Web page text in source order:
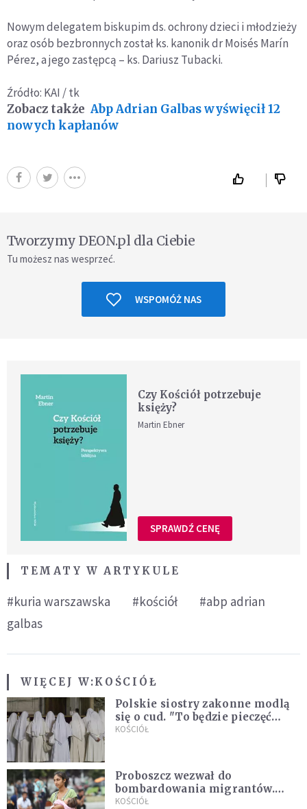
Nowym delegatem biskupim ds. ochrony dzieci i młodzieży
oraz osób bezbronnych został ks. kanonik dr Moisés Marín
Pérez, a jego zastępcą – ks. Dariusz Tubacki.
Źródło: KAI / tk
Zobacz także Abp Adrian Galbas wyświęcił 12
nowych kapłanów
Tworzymy DEON.pl dla Ciebie
Tu możesz nas wesprzeć.
WSPOMÓŻ NAS
Czy Kościół potrzebuje
księży?
Martin Ebner
SPRAWDŹ CENĘ
TEMATY W ARTYKULE
#kuria warszawska #kościół
#abp adrian
galbas
WIĘCEJ W:KOŚCIÓŁ
Polskie siostry zakonne modlą
się o cud. "To będzie pieczęć
Pana Boga dla naszej wiary"
KOŚCIÓŁ
Proboszcz wezwał do
bombardowania migrantów.
"Masowy ogień przeciwko
KOŚCIÓŁ